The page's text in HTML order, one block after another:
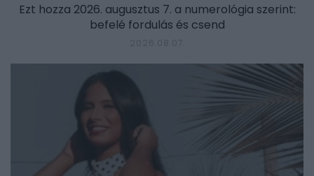
Ezt hozza 2026. augusztus 7. a numerológia szerint:
befelé fordulás és csend
2026.08.07.